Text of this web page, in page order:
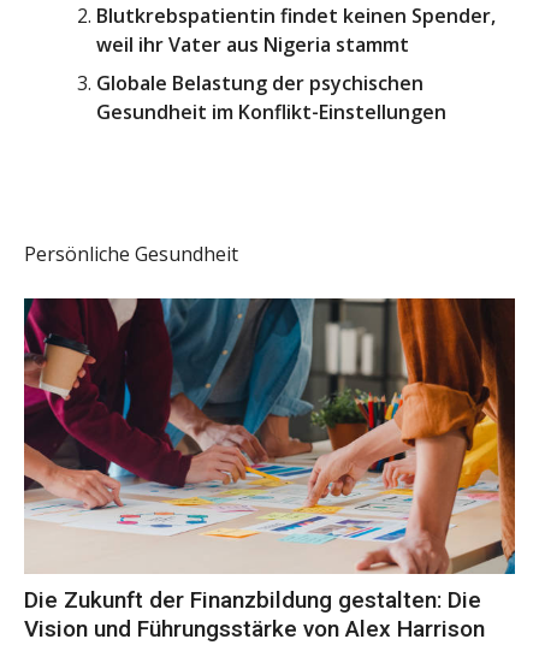
Blutkrebspatientin findet keinen Spender,
weil ihr Vater aus Nigeria stammt
Globale Belastung der psychischen
Gesundheit im Konflikt-Einstellungen
Persönliche Gesundheit
Die Zukunft der Finanzbildung gestalten: Die
Vision und Führungsstärke von Alex Harrison